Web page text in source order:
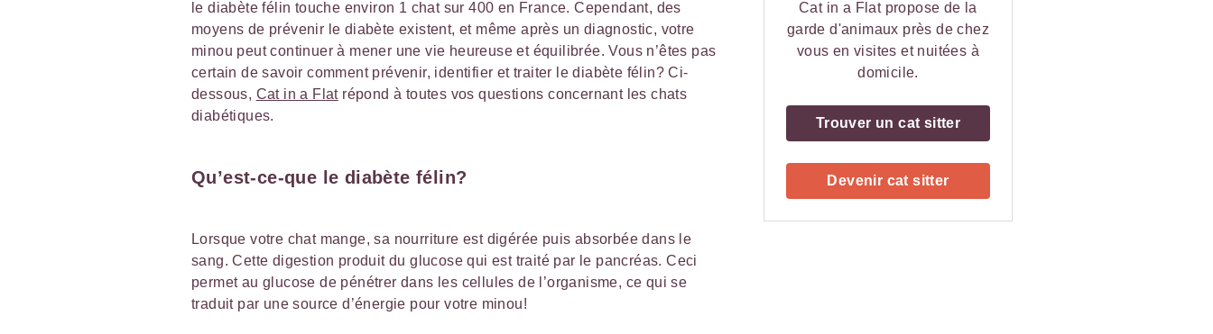
le diabète félin touche environ 1 chat sur 400 en France. Cependant, des
moyens de prévenir le diabète existent, et même après un diagnostic, votre
minou peut continuer à mener une vie heureuse et équilibrée. Vous n’êtes pas
certain de savoir comment prévenir, identifier et traiter le diabète félin? Ci-
dessous, Cat in a Flatrépond à toutes vos questions concernant les chats
diabétiques.
Qu’est-ce-que le diabète félin?
Lorsque votre chat mange, sa nourriture est digérée puis absorbée dans le
sang. Cette digestion produit du glucose qui est traité par le pancréas. Ceci
permet au glucose de pénétrer dans les cellules de l’organisme, ce qui se
traduit par une source d’énergie pour votre minou!
Cat in a Flat propose de la
garde d'animaux près de chez
vous en visites et nuitées à
domicile.
Trouver un cat sitter
Devenir cat sitter